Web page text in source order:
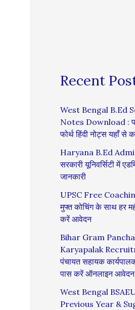
Recent
West Bengal B.Ed
Notes Download :
फोर्थ हिंदी नोट्स यहाँ से
Haryana B.Ed
सरकारी यूनिवर्सिटी में
जानकारी
UPSC Free
मुफ्त कोचिंग के साथ हर
करें आवेदन
Bihar Gram
Karyapalak
पंचायत सहायक
पास करें ऑनलाइन आवेदन
West Bengal
Previous Year &